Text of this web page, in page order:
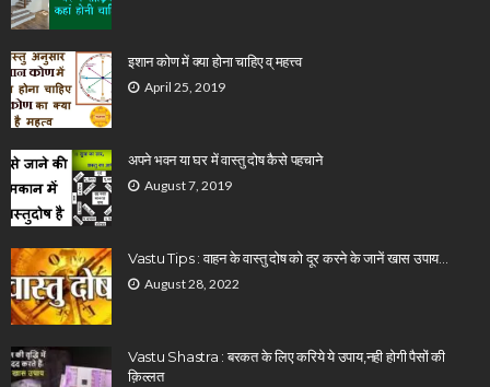
इशान कोण में क्या होना चाहिए व् महत्त्व
April 25, 2019
अपने भवन या घर में वास्तु दोष कैसे पहचाने
August 7, 2019
Vastu Tips : वाहन के वास्तु दोष को दूर करने के जानें खास उपाय…
August 28, 2022
Vastu Shastra : बरकत के लिए करिये ये उपाय,नही होगी पैसों की
क़िल्लत